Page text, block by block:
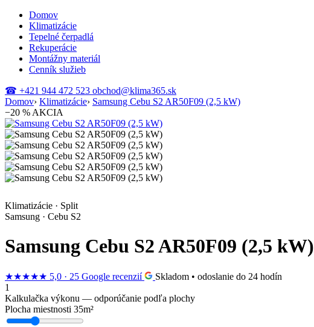
Domov
Klimatizácie
Tepelné čerpadlá
Rekuperácie
Montážny materiál
Cenník služieb
☎ +421 944 472 523 obchod@klima365.sk
Domov› Klimatizácie› Samsung Cebu S2 AR50F09 (2,5 kW)
−20 % AKCIA
Klimatizácie · Split
Samsung · Cebu S2
Samsung Cebu S2 AR50F09 (2,5 kW)
★★★★★ 5,0 · 25 Google recenzií
Skladom • odoslanie do 24 hodín
1
Kalkulačka výkonu — odporúčanie podľa plochy
Plocha miestnosti 35m²